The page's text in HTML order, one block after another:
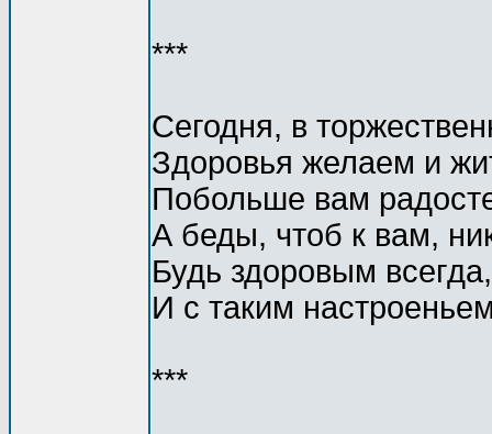
***
Сегодня, в
Здоровья желаем и
Побольше вам
А беды, чтоб к вам,
Будь здоровым
И с таким
***